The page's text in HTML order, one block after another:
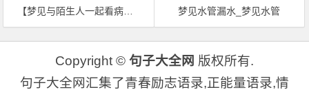
【梦见与陌生人一起看病】梦见母猪
梦见水管漏水_梦见水管
Copyright © 句子大全网 版权所有.
句子大全网汇集了青春励志语录,正能量语录,情